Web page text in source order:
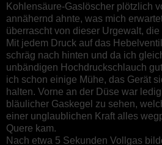
Kohlensäure-Gaslöscher plötzlich
annähernd ahnte, was mich
überrascht von dieser Urgewalt,
Mit jedem Druck auf das
schräg nach hinten und da ich
unbändigen Hochdruckschlauch
ich schon einige Mühe, das Gerät
halten. Vorne an der Düse war
bläulicher Gaskegel zu sehen,
einer unglaublichen Kraft alles
Quere kam.
Nach etwa 5 Sekunden Vollgas